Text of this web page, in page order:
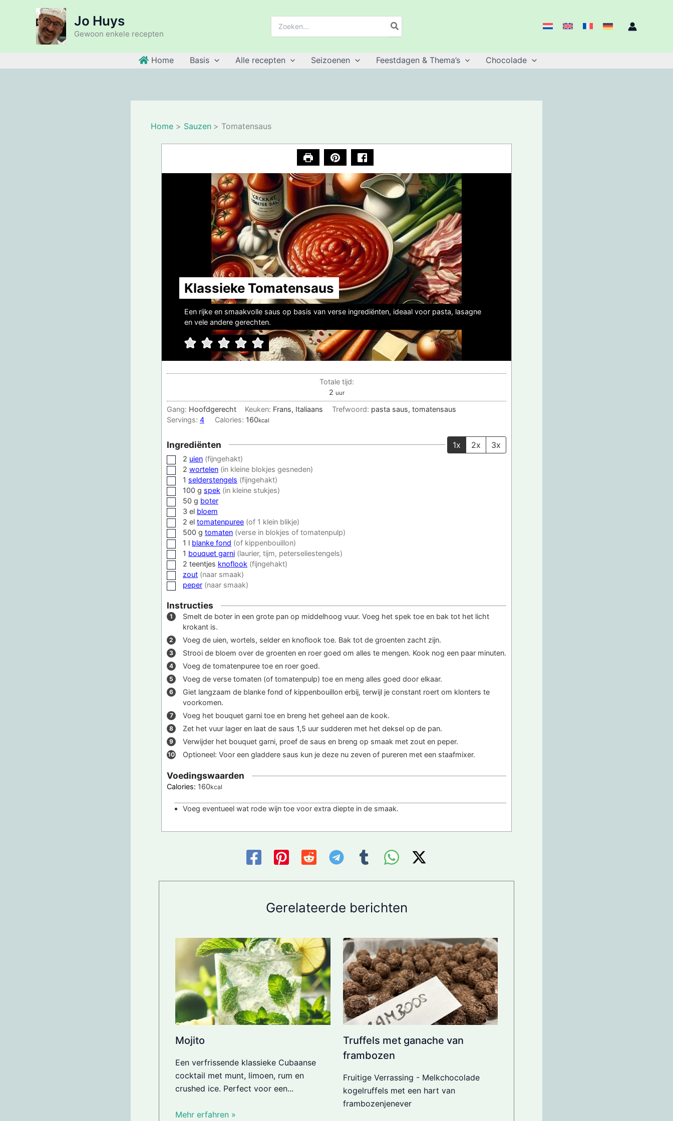
Jo Huys
Gewoon enkele recepten
Home Basis Alle recepten Seizoenen Feestdagen & Thema’s Chocolade
Home Sauzen Tomatensaus
Klassieke Tomatensaus
Een rijke en smaakvolle saus op basis van verse ingrediënten, ideaal voor pasta, lasagne
en vele andere gerechten.
Totale tijd:
2uur
uur
Gang: Hoofdgerecht Keuken: Frans, Italiaans Trefwoord: pasta saus, tomatensaus
Servings: 4 Calories: 160kcal
Ingrediënten 1x 2x 3x
▢
2 uien (fijngehakt)
▢
2 wortelen (in kleine blokjes gesneden)
▢1 selderstengels (fijngehakt)
▢100 g spek (in kleine stukjes)
▢
50 g boter
▢
3 el bloem
▢
2 el tomatenpuree (of 1 klein blikje)
▢
500 g tomaten (verse in blokjes of tomatenpulp)
▢1 l blanke fond (of kippenbouillon)
▢1 bouquet garni (laurier, tijm, peterseliestengels)
▢
2 teentjes knoflook (fijngehakt)
▢zout (naar smaak)
▢
peper (naar smaak)
Instructies
Smelt de boter in een grote pan op middelhoog vuur. Voeg het spek toe en bak tot het licht
krokant is.
Voeg de uien, wortels, selder en knoflook toe. Bak tot de groenten zacht zijn.
Strooi de bloem over de groenten en roer goed om alles te mengen. Kook nog een paar minuten.
Voeg de tomatenpuree toe en roer goed.
Voeg de verse tomaten (of tomatenpulp) toe en meng alles goed door elkaar.
Giet langzaam de blanke fond of kippenbouillon erbij, terwijl je constant roert om klonters te
voorkomen.
Voeg het bouquet garni toe en breng het geheel aan de kook.
Zet het vuur lager en laat de saus 1,5 uur sudderen met het deksel op de pan.
Verwijder het bouquet garni, proef de saus en breng op smaak met zout en peper.
Optioneel: Voor een gladdere saus kun je deze nu zeven of pureren met een staafmixer.
Voedingswaarden
Calories: 160kcal
Voeg eventueel wat rode wijn toe voor extra diepte in de smaak.
Gerelateerde berichten
Mojito
Een verfrissende klassieke Cubaanse
cocktail met munt, limoen, rum en
crushed ice. Perfect voor een...
Mehr erfahren »
Truffels met ganache van
frambozen
Fruitige Verrassing - Melkchocolade
kogelruffels met een hart van
frambozenjenever